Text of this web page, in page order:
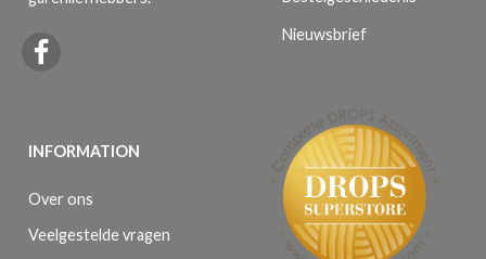
INFORMATION
Over ons
Veelgestelde vragen
Nieuwsbrief